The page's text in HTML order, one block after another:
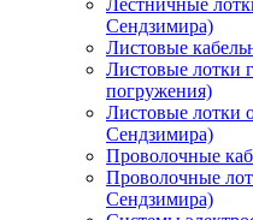
Лестничные
Сендзимира)
Листовые
Листовые лотки
погружения)
Листовые лотки
Сендзимира)
Проволочные
Проволочные
Сендзимира)